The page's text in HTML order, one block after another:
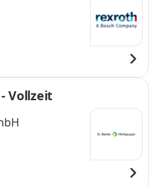
Vollzeit